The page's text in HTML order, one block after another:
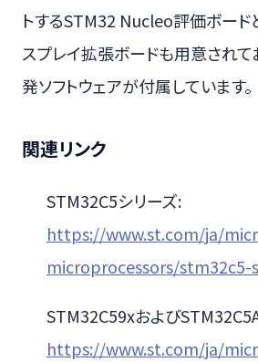
トするSTM32 Nucleo評価ボード
スプレイ拡張ボードも用意されて
発ソフトウェアが付属しています。
関連リンク
STM32C5シリーズ:
https://www.st.com/ja/
microprocessors/stm32c5-
STM32C59xおよび
https://www.st.com/ja/